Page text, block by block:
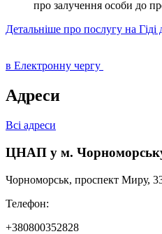
про залучення особи до
Детальніше про послугу на
в Електронну чергу
Адреси
Всі адреси
ЦНАП у м.
Чорноморськ, проспект Миру,
Телефон:
+380800352828